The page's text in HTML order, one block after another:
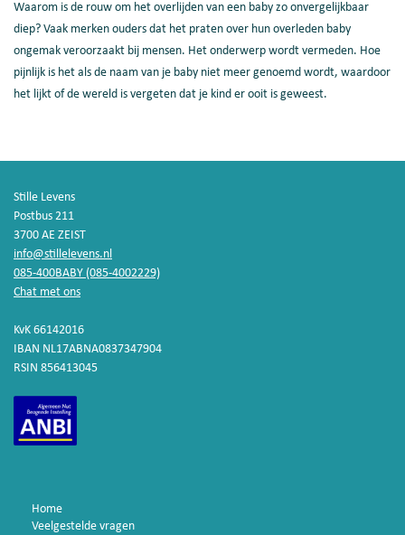
Waarom is de rouw om het overlijden van een baby zo onvergelijkbaar
diep? Vaak merken ouders dat het praten over hun overleden baby
ongemak veroorzaakt bij mensen. Het onderwerp wordt vermeden. Hoe
pijnlijk is het als de naam van je baby niet meer genoemd wordt, waardoor
het lijkt of de wereld is vergeten dat je kind er ooit is geweest.
Stille Levens
Postbus 211
3700 AE ZEIST
info@stillelevens.nl
085-400BABY (085-4002229)
Chat met ons
KvK 66142016
IBAN NL17ABNA0837347904
RSIN 856413045
Home
Veelgestelde vragen